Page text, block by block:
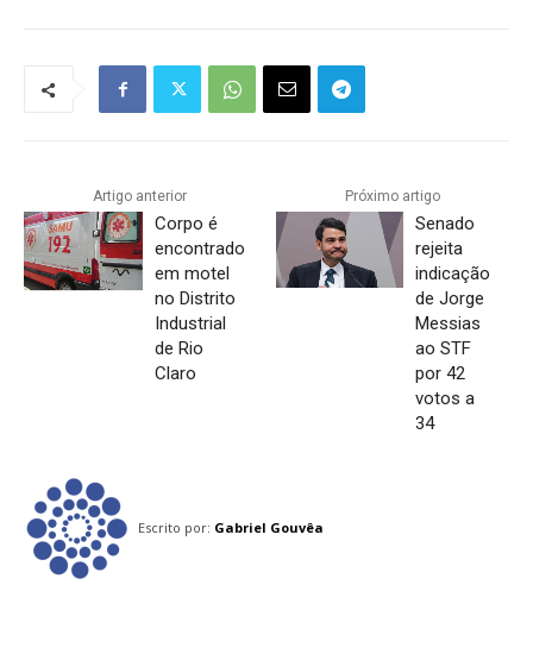
Artigo anterior
Corpo é
encontrado
em motel
no Distrito
Industrial
de Rio
Claro
Próximo artigo
Senado
rejeita
indicação
de Jorge
Messias
ao STF
por 42
votos a
34
Escrito por: Gabriel Gouvêa